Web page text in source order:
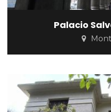
Palacio